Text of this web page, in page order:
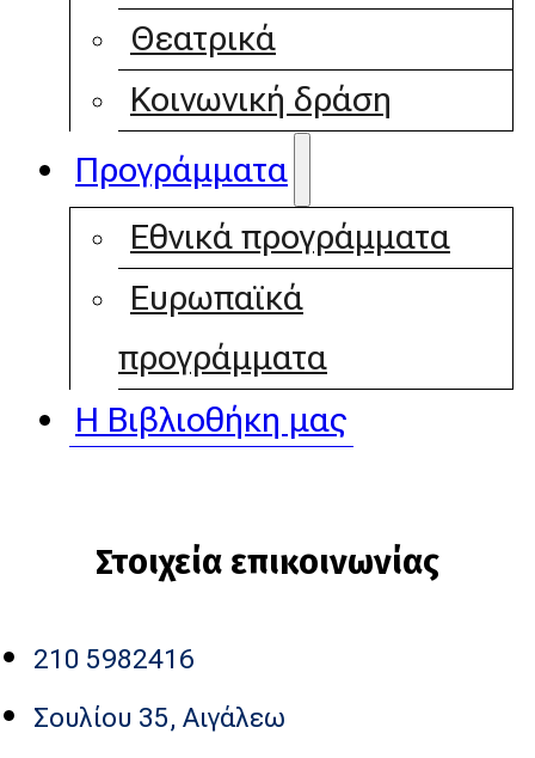
Θεατρικά
Κοινωνική δράση
Προγράμματα
Εθνικά προγράμματα
Ευρωπαϊκά
προγράμματα
Η Βιβλιοθήκη μας
Στοιχεία επικοινωνίας
210 5982416
Σουλίου 35, Αιγάλεω